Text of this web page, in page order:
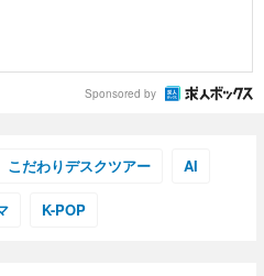
Sponsored by
こだわりデスクツアー AI
K-POP